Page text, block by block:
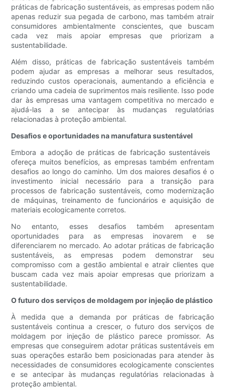
práticas de fabricação sustentáveis, as empresas podem não
apenas reduzir sua pegada de carbono, mas também atrair
consumidores ambientalmente conscientes, que buscam
cada vez mais apoiar empresas que priorizam a
sustentabilidade.
Além disso, práticas de fabricação sustentáveis ​​também
podem ajudar as empresas a melhorar seus resultados,
reduzindo custos operacionais, aumentando a eficiência e
criando uma cadeia de suprimentos mais resiliente. Isso pode
dar às empresas uma vantagem competitiva no mercado e
ajudá-las a se antecipar às mudanças regulatórias
relacionadas à proteção ambiental.
Desafios e oportunidades na manufatura sustentável
Embora a adoção de práticas de fabricação sustentáveis ​​
ofereça muitos benefícios, as empresas também enfrentam
desafios ao longo do caminho. Um dos maiores desafios é o
investimento inicial necessário para a transição para
processos de fabricação sustentáveis, como modernização
de máquinas, treinamento de funcionários e aquisição de
materiais ecologicamente corretos.
No entanto, esses desafios também apresentam
oportunidades para as empresas inovarem e se
diferenciarem no mercado. Ao adotar práticas de fabricação
sustentáveis, as empresas podem demonstrar seu
compromisso com a gestão ambiental e atrair clientes que
buscam cada vez mais apoiar empresas que priorizam a
sustentabilidade.
O futuro dos serviços de moldagem por injeção de plástico
À medida que a demanda por práticas de fabricação
sustentáveis ​​continua a crescer, o futuro dos serviços de
moldagem por injeção de plástico parece promissor. As
empresas que conseguirem adotar práticas sustentáveis ​​em
suas operações estarão bem posicionadas para atender às
necessidades de consumidores ecologicamente conscientes
e se antecipar às mudanças regulatórias relacionadas à
proteção ambiental.